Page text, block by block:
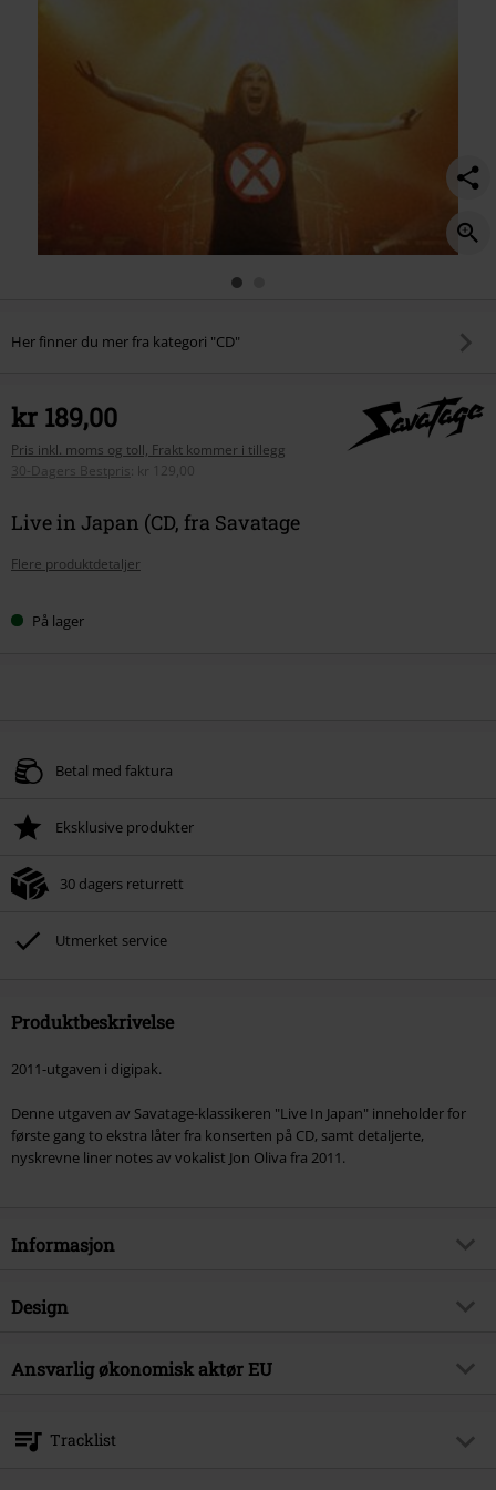
Her finner du mer fra kategori "CD"
kr 189,00
Pris inkl. moms og toll, Frakt kommer i tillegg
30-Dagers Bestpris
kr 129,00
Live in Japan (CD, fra Savatage
Flere produktdetaljer
På lager
Betal med faktura
Eksklusive produkter
30 dagers returrett
Utmerket service
Produktbeskrivelse
2011-utgaven i digipak.
Denne utgaven av Savatage-klassikeren "Live In Japan" inneholder for
første gang to ekstra låter fra konserten på CD, samt detaljerte,
nyskrevne liner notes av vokalist Jon Oliva fra 2011.
Informasjon
Artikkelnummer
Musikksjanger
Progressive Metal
Produkt kategori
Design
Produkttype
CD
Ansvarlig økonomisk aktør EU
Neumühlen 17
22763 Hamburg
Tracklist